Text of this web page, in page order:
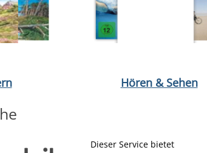
Hören & Sehen
Dieser Service bietet